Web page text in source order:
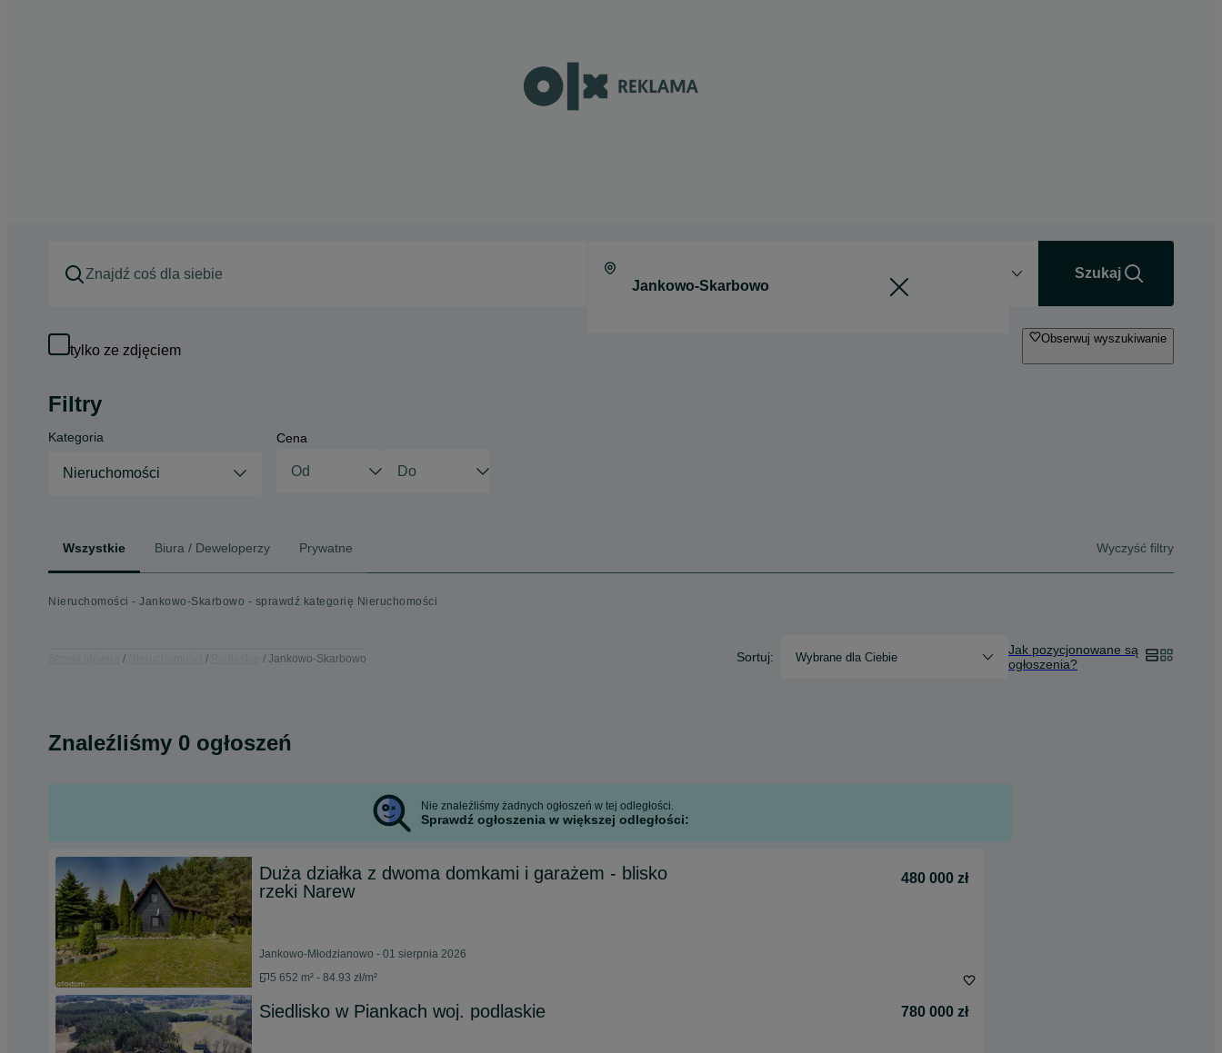
Szukaj
tylko ze zdjęciem
Obserwuj wyszukiwanie
Filtry
Kategoria
Nieruchomości
Cena
Wszystkie Biura / Deweloperzy Prywatne Wyczyść filtry
Nieruchomości - Jankowo-Skarbowo - sprawdź kategorię Nieruchomości
Jankowo-Skarbowo Sortuj: Wybrane dla Ciebie
Jak pozycjonowane są
ogłoszenia?
Znaleźliśmy 0 ogłoszeń
Nie znaleźliśmy żadnych ogłoszeń w tej odległości.
Sprawdź ogłoszenia w większej odległości:
Duża działka z dwoma domkami i garażem - blisko
rzeki Narew
480 000 zł
Jankowo-Młodzianowo - 01 sierpnia 2026
5 652 m² - 84.93 zł/m²
Siedlisko w Piankach woj. podlaskie 780 000 zł